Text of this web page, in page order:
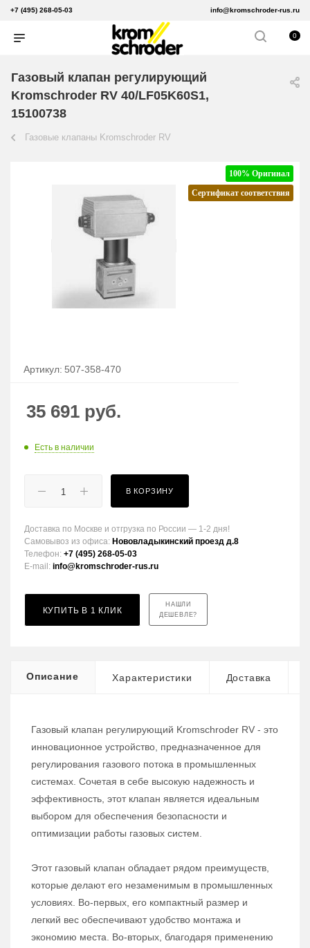
+7 (495) 268-05-03 info@kromschroder-rus.ru
0
Газовый клапан регулирующий
Kromschroder RV 40/LF05K60S1,
15100738
Газовые клапаны Kromschroder RV
100% Оригинал
Сертификат соответствия
Артикул: 507-358-470
35 691 руб.
Есть в наличии
В КОРЗИНУ
Доставка по Москве и отгрузка по России — 1-2 дня!
Самовывоз из офиса: Нововладыкинский проезд д.8
Телефон: +7 (495) 268-05-03
E-mail: info@kromschroder-rus.ru
КУПИТЬ В 1 КЛИК
НАШЛИ
ДЕШЕВЛЕ?
Описание Характеристики Доставка
Газовый клапан регулирующий Kromschroder RV - это
инновационное устройство, предназначенное для
регулирования газового потока в промышленных
системах. Сочетая в себе высокую надежность и
эффективность, этот клапан является идеальным
выбором для обеспечения безопасности и
оптимизации работы газовых систем.
Этот газовый клапан обладает рядом преимуществ,
которые делают его незаменимым в промышленных
условиях. Во-первых, его компактный размер и
легкий вес обеспечивают удобство монтажа и
экономию места. Во-вторых, благодаря применению